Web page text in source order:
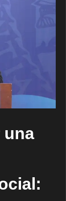
una